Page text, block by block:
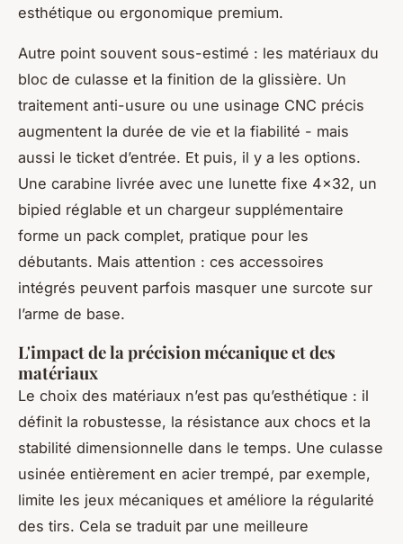
esthétique ou ergonomique premium.
Autre point souvent sous-estimé : les matériaux du
bloc de culasse et la finition de la glissière. Un
traitement anti-usure ou une usinage CNC précis
augmentent la durée de vie et la fiabilité - mais
aussi le ticket d’entrée. Et puis, il y a les options.
Une carabine livrée avec une lunette fixe 4x32, un
bipied réglable et un chargeur supplémentaire
forme un pack complet, pratique pour les
débutants. Mais attention : ces accessoires
intégrés peuvent parfois masquer une surcote sur
l’arme de base.
L'impact de la précision mécanique et des
matériaux
Le choix des matériaux n’est pas qu’esthétique : il
définit la robustesse, la résistance aux chocs et la
stabilité dimensionnelle dans le temps. Une culasse
usinée entièrement en acier trempé, par exemple,
limite les jeux mécaniques et améliore la régularité
des tirs. Cela se traduit par une meilleure